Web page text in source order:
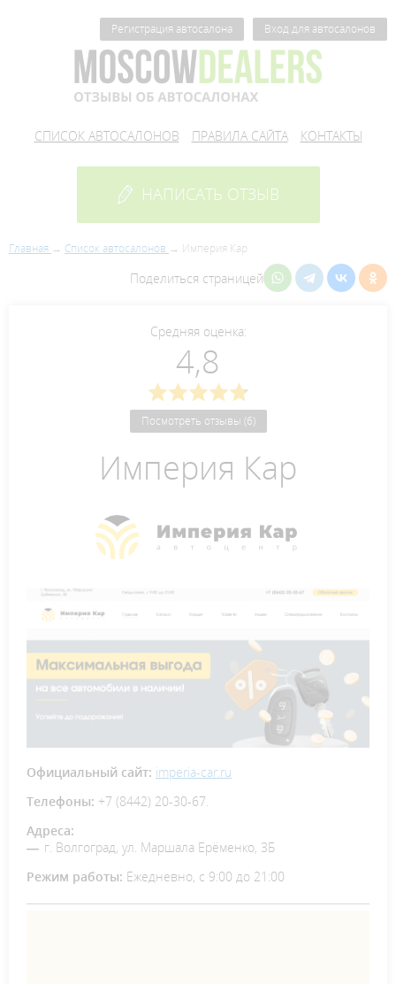
Регистрация автосалона Вход для автосалонов
СПИСОК АВТОСАЛОНОВ ПРАВИЛА САЙТА КОНТАКТЫ
НАПИСАТЬ ОТЗЫВ
Главная Список автосалонов Империя Кар
Поделиться страницей
Средняя оценка:
4,8
Посмотреть отзывы (6)
Империя Кар
Официальный сайт: imperia-car.ru
Телефоны: +7 (8442) 20-30-67.
Адреса:
г. Волгоград, ул. Маршала Ерёменко, 3Б
Режим работы: Ежедневно, с 9:00 до 21:00